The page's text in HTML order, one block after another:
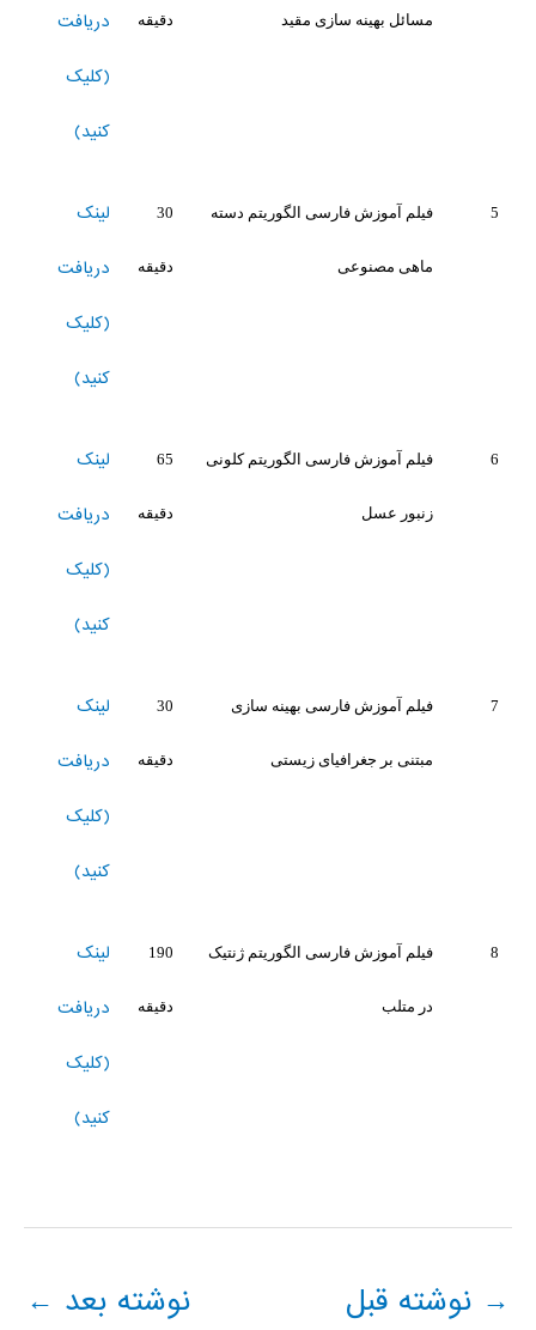
مسائل بهینه سازی مقید دقیقه دریافت
(کلیک
کنید)
5 فیلم آموزش فارسی الگوریتم دسته
ماهی مصنوعی
30
دقیقه
لینک
دریافت
(کلیک
کنید)
6 فیلم آموزش فارسی الگوریتم کلونی
زنبور عسل
65
دقیقه
لینک
دریافت
(کلیک
کنید)
7 فیلم آموزش فارسی بهینه سازی
مبتنی بر جغرافیای زیستی
30
دقیقه
لینک
دریافت
(کلیک
کنید)
8 فیلم آموزش فارسی الگوریتم ژنتیک
در متلب
190
دقیقه
لینک
دریافت
(کلیک
کنید)
→ نوشته قبل نوشته بعد ←